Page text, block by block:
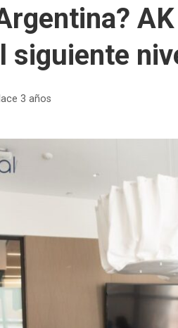
siguiente
3 años